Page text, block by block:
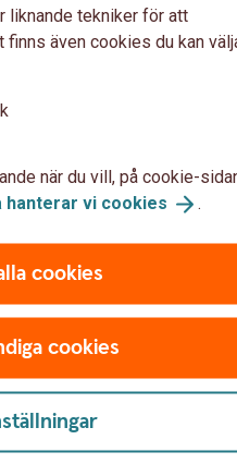
ni ett
sedlar i
liknande tekniker för att
även cookies du kan
när du vill, på cookie-
hanterar vi cookies .
cookies
cookies